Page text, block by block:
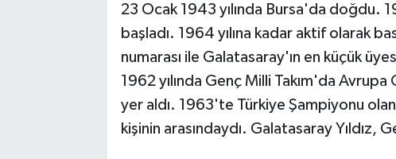
23 Ocak 1943 yılında Bursa'da doğdu.
başladı. 1964 yılına kadar aktif olarak
numarası ile Galatasaray'ın en küçük
1962 yılında Genç Milli Takım'da
yer aldı. 1963'te Türkiye Şampiyonu
kişinin arasındaydı. Galatasaray Yıldız,